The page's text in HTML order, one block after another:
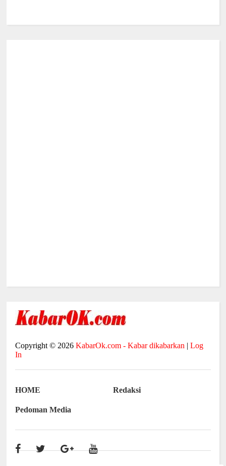
Copyright © 2026KabarOk.com - Kabar dikabarkan |Log
In
HOME Redaksi
Pedoman Media